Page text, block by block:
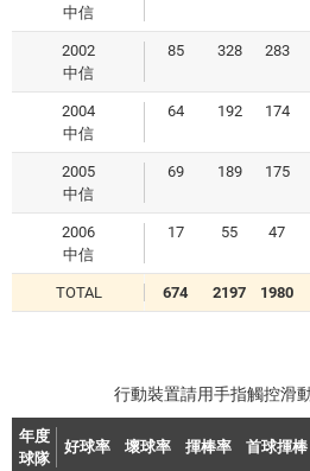
中信
2002
中信
85 328 283
2004
中信
64 192 174
2005
中信
69 189 175
2006
中信
17 55 47
TOTAL 674 2197 1980
年度
球隊
好球率 壞球率 揮棒率 首球揮棒